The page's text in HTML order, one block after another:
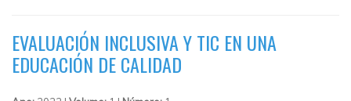
EVALUACIÓN INCLUSIVA Y TIC EN UNA
EDUCACIÓN DE CALIDAD